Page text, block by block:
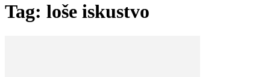
Tag: loše iskustvo